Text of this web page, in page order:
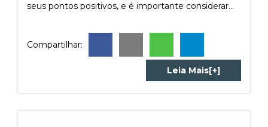
seus pontos positivos, e é importante considerar...
Compartilhar:
Leia Mais[+]